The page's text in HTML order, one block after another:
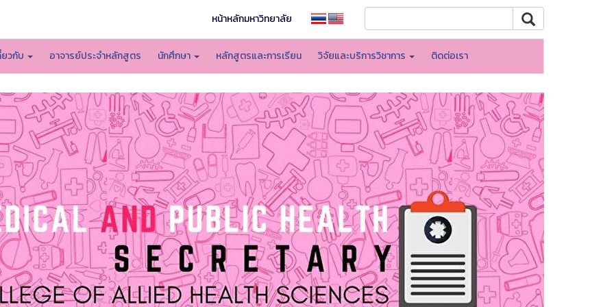
หน้าหลักมหาวิทยาลัย
ยวกับ อาจารย์ประจำหลักสูตร นักศึกษา หลักสูตรและการเรียน วิจัยและบริการวิชาการ ติดต่อเรา